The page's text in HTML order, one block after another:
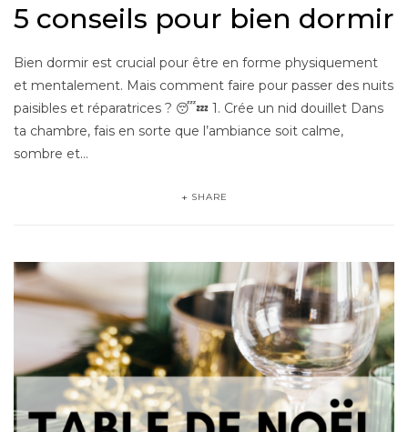
5 conseils pour bien dormir
Bien dormir est crucial pour être en forme physiquement
et mentalement. Mais comment faire pour passer des nuits
paisibles et réparatrices ? 😴💤 1. Crée un nid douillet Dans
ta chambre, fais en sorte que l’ambiance soit calme,
sombre et…
SHARE